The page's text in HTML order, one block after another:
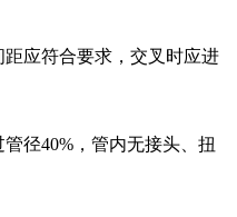
应符合要求，交叉时应进
径40%，管内无接头、扭